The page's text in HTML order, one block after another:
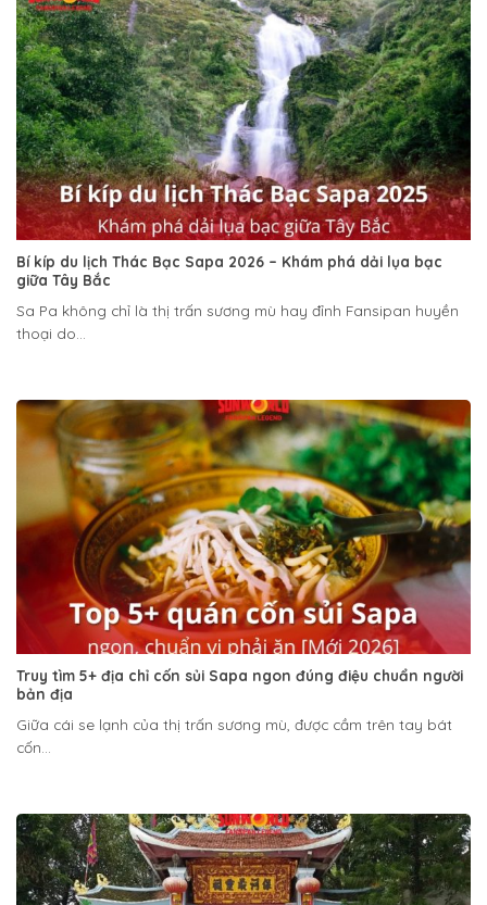
Bí kíp du lịch Thác Bạc Sapa 2026 – Khám phá dải lụa bạc
giữa Tây Bắc
Sa Pa không chỉ là thị trấn sương mù hay đỉnh Fansipan huyền
thoại do...
Truy tìm 5+ địa chỉ cốn sủi Sapa ngon đúng điệu chuẩn người
bản địa
Giữa cái se lạnh của thị trấn sương mù, được cầm trên tay bát
cốn...